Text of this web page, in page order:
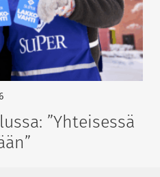
”Yhteisessä